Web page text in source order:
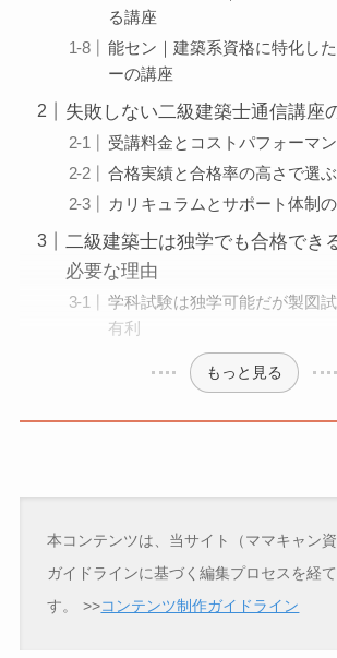
る講座
能セン｜建築系資格に特化し
ーの講座
失敗しない二級建築士通信講座
受講料金とコストパフォーマ
合格実績と合格率の高さで選ぶ
カリキュラムとサポート体制
二級建築士は独学でも合格でき
必要な理由
学科試験は独学可能だが製図
有利
もっと見る
本コンテンツは、当サイト（ママキャン
ガイドラインに基づく編集プロセスを経
す。
>>コンテンツ制作ガイドライン